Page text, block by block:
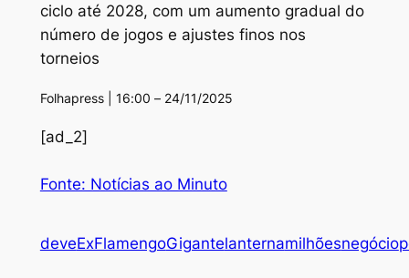
ciclo até 2028, com um aumento gradual do
número de jogos e ajustes finos nos
torneios
Folhapress | 16:00 – 24/11/2025
[ad_2]
Fonte: Notícias ao Minuto
deveExFlamengoGigantelanternamilhõesnegócio